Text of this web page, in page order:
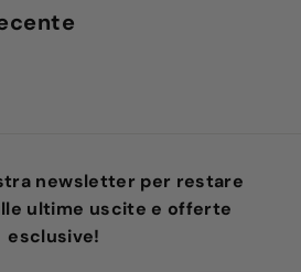
newsletter per restare
ultime uscite e offerte
esclusive!